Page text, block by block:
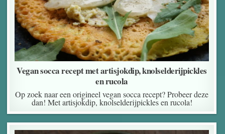
Vegan socca recept met artisjokdip, knolselderijpickles
en rucola
Op zoek naar een origineel vegan socca recept? Probeer deze
dan! Met artisjokdip, knolselderijpickles en rucola!